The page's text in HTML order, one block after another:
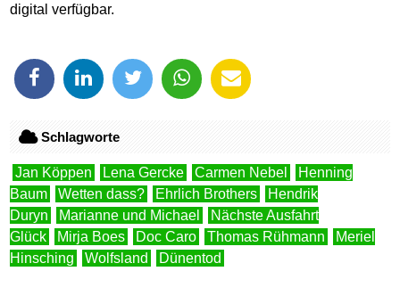
digital verfügbar.
Schlagworte
Jan Köppen Lena Gercke Carmen Nebel
Henning
Baum
Wetten dass? Ehrlich Brothers
Hendrik
Duryn
Marianne und Michael
Nächste Ausfahrt
Glück
Mirja Boes Doc Caro Thomas Rühmann
Meriel
Hinsching
Wolfsland Dünentod